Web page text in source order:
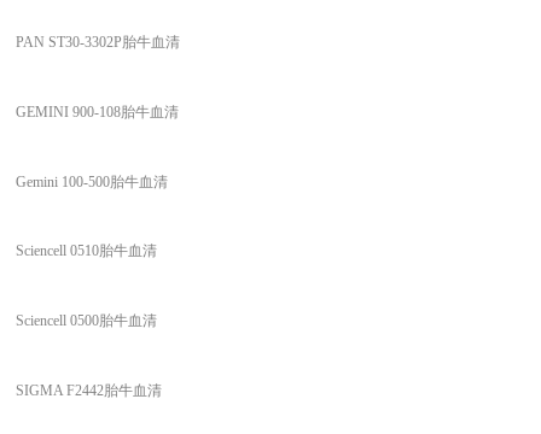
PAN ST30-3302P胎牛血清
GEMINI 900-108胎牛血清
Gemini 100-500胎牛血清
Sciencell 0510胎牛血清
Sciencell 0500胎牛血清
SIGMA F2442胎牛血清